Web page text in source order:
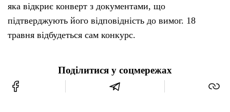
яка відкриє конверт з документами, що
підтверджують його відповідність до вимог. 18
травня відбудеться сам конкурс.
Поділитися у соцмережах